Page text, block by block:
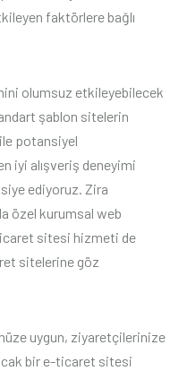
faktörlere bağlı
olumsuz etkileyebilecek
şablon sitelerin
potansiyel
iyi alışveriş deneyimi
ediyoruz. Zira
özel kurumsal web
sitesi hizmeti de
sitelerine göz
uygun, ziyaretçilerinize
bir e-ticaret sitesi